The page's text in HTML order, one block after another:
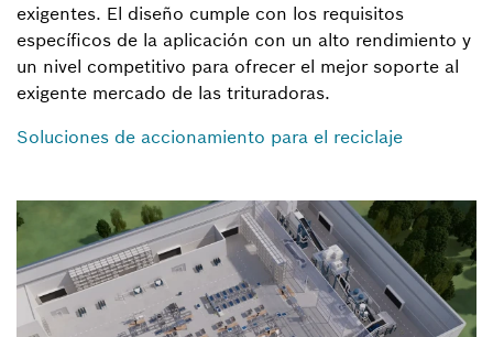
exigentes. El diseño cumple con los requisitos
específicos de la aplicación con un alto rendimiento y
un nivel competitivo para ofrecer el mejor soporte al
exigente mercado de las trituradoras.
Soluciones de accionamiento para el reciclaje